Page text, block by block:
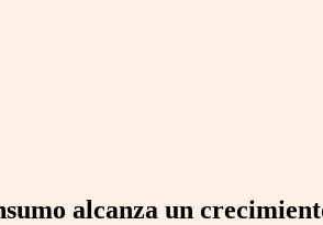
alcanza un